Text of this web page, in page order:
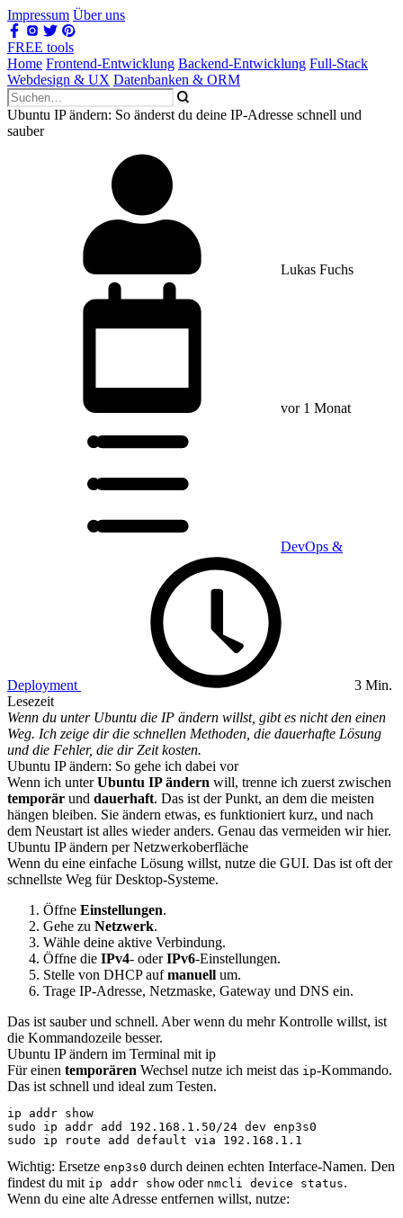
Impressum Über uns
FREE tools
Home Frontend-Entwicklung Backend-Entwicklung Full-Stack
Webdesign & UX Datenbanken & ORM
Ubuntu IP ändern: So änderst du deine IP-Adresse schnell und
sauber
Lukas Fuchs
vor 1 Monat
DevOps &
Deployment
3 Min.
Lesezeit
Wenn du unter Ubuntu die IP ändern willst, gibt es nicht den einen
Weg. Ich zeige dir die schnellen Methoden, die dauerhafte Lösung
und die Fehler, die dir Zeit kosten.
Ubuntu IP ändern: So gehe ich dabei vor
Wenn ich unterUbuntu IP ändern will, trenne ich zuerst zwischen
temporär und dauerhaft. Das ist der Punkt, an dem die meisten
hängen bleiben. Sie ändern etwas, es funktioniert kurz, und nach
dem Neustart ist alles wieder anders. Genau das vermeiden wir hier.
Ubuntu IP ändern per Netzwerkoberfläche
Wenn du eine einfache Lösung willst, nutze die GUI. Das ist oft der
schnellste Weg für Desktop-Systeme.
Öffne Einstellungen.
Gehe zu Netzwerk.
Wähle deine aktive Verbindung.
Öffne die IPv4- oderIPv6-Einstellungen.
Stelle von DHCP aufmanuell um.
Trage IP-Adresse, Netzmaske, Gateway und DNS ein.
Das ist sauber und schnell. Aber wenn du mehr Kontrolle willst, ist
die Kommandozeile besser.
Ubuntu IP ändern im Terminal mit ip
Für einen temporären Wechsel nutze ich meist das ip-Kommando.
Das ist schnell und ideal zum Testen.
ip addr show
sudo ip addr add 192.168.1.50/24 dev enp3s0
sudo ip route add default via 192.168.1.1
Wichtig: Ersetze enp3s0 durch deinen echten Interface-Namen. Den
findest du mit ip addr show oder nmcli device status.
Wenn du eine alte Adresse entfernen willst, nutze: